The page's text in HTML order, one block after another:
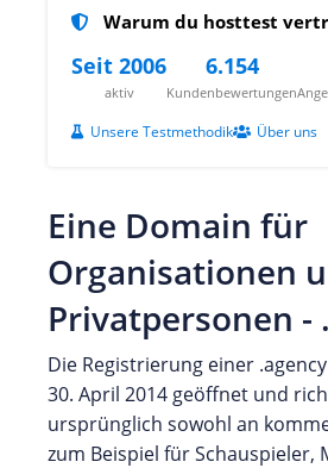
Warum du hosttest
Seit 2006
aktiv
6.154
Kundenbewertungen
Unsere Testmethodik Über uns
Eine Domain für
Organisationen
Privatpersonen -
Die Registrierung einer
30. April 2014 geöffnet und
ursprünglich sowohl an
zum Beispiel für Schauspieler,